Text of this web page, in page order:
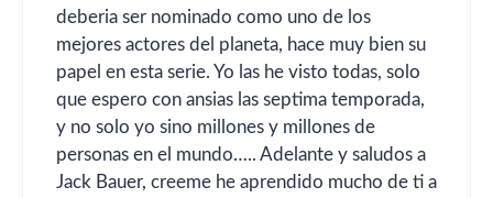
deberia ser nominado como uno de los
mejores actores del planeta, hace muy bien su
papel en esta serie. Yo las he visto todas, solo
que espero con ansias las septima temporada,
y no solo yo sino millones y millones de
personas en el mundo….. Adelante y saludos a
Jack Bauer, creeme he aprendido mucho de ti a